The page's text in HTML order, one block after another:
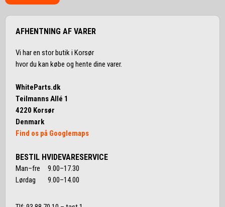
AFHENTNING AF VARER
Vi har en stor butik i Korsør
hvor du kan købe og hente dine varer.
WhiteParts.dk
Teilmanns Allé 1
4220 Korsør
Denmark
Find os på Googlemaps
BESTIL HVIDEVARESERVICE
Man–fre 9.00–17.30
Lørdag 9.00–14.00